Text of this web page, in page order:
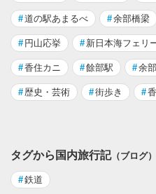
#道の駅あまるべ #余部橋梁
# 円山応挙 # 新日本海フェリ
#香住カニ #餘部駅 #余
# 歴史・芸術 #街歩き #
タグから国内旅行記（ブログ）
#鉄道